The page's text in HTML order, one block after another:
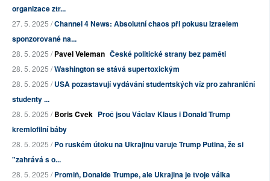
organizace ztr...
27. 5. 2025 /Channel 4 News: Absolutní chaos při pokusu Izraelem
sponzorované na...
28. 5. 2025 /Pavel Veleman České politické strany bez paměti
28. 5. 2025 /Washington se stává supertoxickým
28. 5. 2025 /USA pozastavují vydávání studentských víz pro zahraniční
studenty ...
28. 5. 2025 /Boris Cvek Proč jsou Václav Klaus i Donald Trump
kremlofilní báby
28. 5. 2025 /Po ruském útoku na Ukrajinu varuje Trump Putina, že si
"zahrává s o...
28. 5. 2025 /Promiň, Donalde Trumpe, ale Ukrajina je tvoje válka